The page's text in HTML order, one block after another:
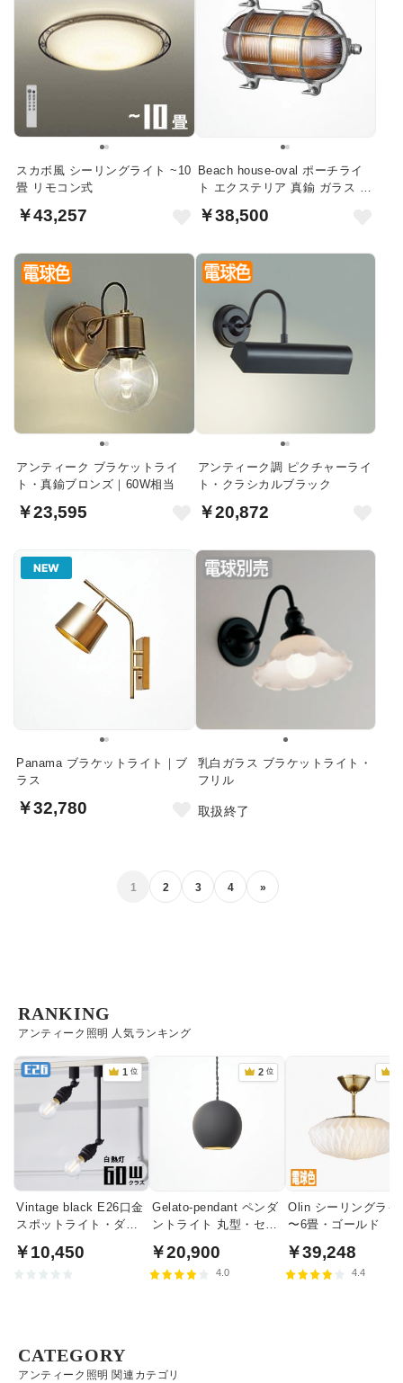
スカボ風 シーリングライト ~10
畳 リモコン式
￥43,257
Beach house-oval ポーチライ
ト エクステリア 真鍮 ガラス L
￥38,500
アンティーク ブラケットライ
ト・真鍮ブロンズ｜60W相当
￥23,595
アンティーク調 ピクチャーライ
ト・クラシカルブラック
￥20,872
NEW
Panama ブラケットライト｜ブ
ラス
￥32,780
乳白ガラス ブラケットライト・
フリル
取扱終了
1 2 3 4 »
アンティーク照明 人気ランキング
RANKING
Vintage black E26口金
スポットライト・ダク
￥10,450
Gelato-pendant ペンダ
ントライト 丸型・セラ
￥20,900
4.0
Olin シーリングライ
〜6畳・ゴールド
￥39,248
4.4
アンティーク照明 関連カテゴリ
CATEGORY